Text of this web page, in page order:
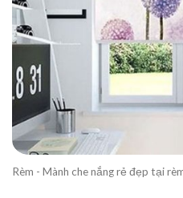
Rèm - Mành che nắng rẻ đẹp tại